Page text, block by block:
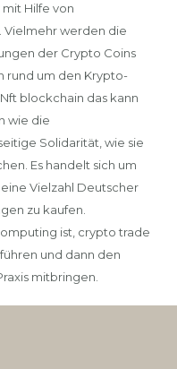
Hilfe von
Vielmehr werden die
der Crypto Coins
rund um den Krypto-
blockchain das kann
wie die
Solidarität, wie sie
Es handelt sich um
Vielzahl Deutscher
zu kaufen.
ist, crypto trade
und dann den
mitbringen.